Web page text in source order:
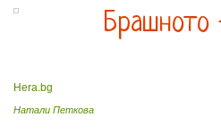
Брашното
Hera.bg
Натали Петкова